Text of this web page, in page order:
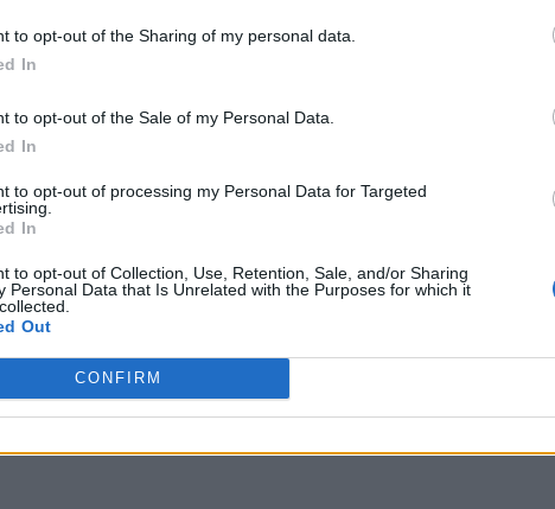
to opt-out of the Sharing of my personal data.
In
to opt-out of the Sale of my Personal Data.
In
to opt-out of processing my Personal Data for Targeted
In
to opt-out of Collection, Use, Retention, Sale, and/or Sharing
Personal Data that Is Unrelated with the Purposes for which it
Out
CONFIRM